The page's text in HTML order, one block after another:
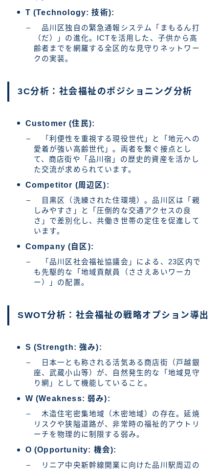
T (Technology: 技術):
品川区独自の緊急通報システム「まもるん打
（だ）」の進化。ICTを活用した、子供から高
齢者までを網羅する全区的な見守りネットワー
クの実装。
3C分析：社会福祉のポジショニング分析
Customer (住民):
「利便性を重視する現役世代」と「地元への
愛着が強い高齢世代」。両者を繋ぐ接点とし
て、商店街や「品川宿」の歴史的資産を活かし
た交流が求められています。
Competitor (周辺区):
目黒区（洗練された住環境）。品川区は「親
しみやすさ」と「圧倒的な交通アクセスの良
さ」で差別化し、共働き世帯の定住を促進して
います。
Company (自区):
「品川区社会福祉協議会」による、23区内で
も先駆的な「地域貢献員（ささえあいワーカ
ー）」の配置。
SWOT分析：社会福祉の戦略オプション導出
S (Strength: 強み):
日本一とも称される活気ある商店街（戸越銀
座、武蔵小山等）が、自然発生的な「地域見守
り網」として機能していること。
W (Weakness: 弱み):
木造住宅密集地域（木密地域）の存在。延焼
リスクや狭隘道路が、非常時の福祉的アウトリ
ーチを物理的に制限する弱み。
O (Opportunity: 機会):
リニア中央新幹線開業に向けた品川駅周辺の